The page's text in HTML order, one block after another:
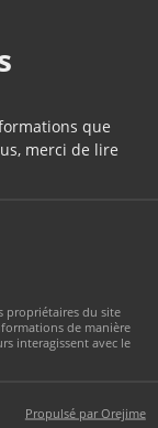
que
merci de lire
propriétaires du site
de manière
interagissent avec le
Propulsé par Orejime
?
contrat" :